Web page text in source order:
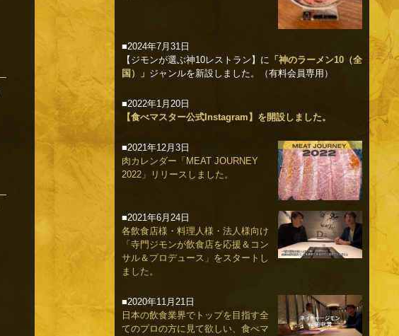
■2024年7月31日
【ジモンが選ぶ神10レストラン】に 「神のラーメン10（全
国）」 ジャンルを新設しました。（有料会員専用）
■2022年1月20日
【食べマスター公式Instagram】を開設しました。
■2021年12月3日
肉カレンダー「MEAT JOURNEY
2022」リリースしました。
■2021年6月24日
各飲食店様・料理人様・法人様向け
「寺門ジモンが飲食店を応援＆コン
サル＆プロデュース」をスタートし
ました。
■2020年11月21日
日本の飲食業界でトップを目指す全
てのプロの方に見て欲しい、食べマ